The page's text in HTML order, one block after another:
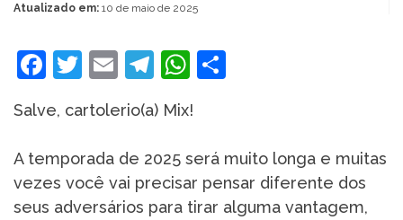
Atualizado em: 10 de maio de 2025
Facebook
Twitter
EmailTelegram
WhatsApp
Salve, cartolerio(a) Mix!
A temporada de 2025 será muito longa e muitas
vezes você vai precisar pensar diferente dos
seus adversários para tirar alguma vantagem,